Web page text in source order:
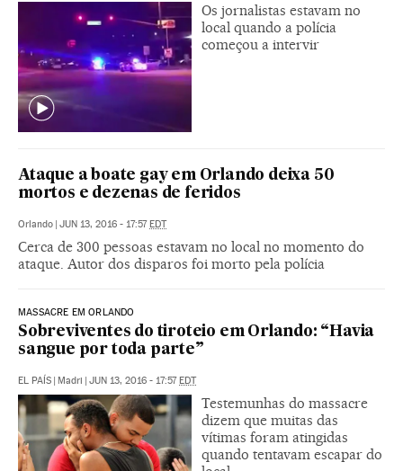
Os jornalistas estavam no
local quando a polícia
começou a intervir
Ataque a boate gay em Orlando deixa 50
mortos e dezenas de feridos
Orlando | JUN 13, 2016 - 17:57EDT
Cerca de 300 pessoas estavam no local no momento do
ataque. Autor dos disparos foi morto pela polícia
MASSACRE EM ORLANDO
Sobreviventes do tiroteio em Orlando: “Havia
sangue por toda parte”
EL PAÍS | Madri | JUN 13, 2016 - 17:57EDT
Testemunhas do massacre
dizem que muitas das
vítimas foram atingidas
quando tentavam escapar do